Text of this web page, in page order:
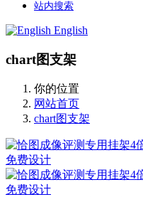
站内搜索
English
chart图支架
你的位置
网站首页
chart图支架